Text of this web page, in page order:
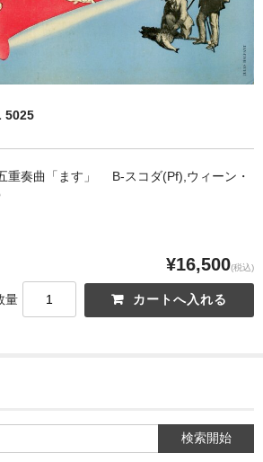
5025
重奏曲「ます」 B-スコダ(Pf),ウィーン・
¥16,500(税込)
量